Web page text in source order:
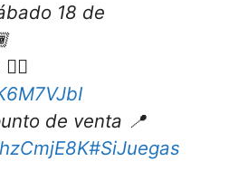
18 de
de venta 📍
#SiJuegas